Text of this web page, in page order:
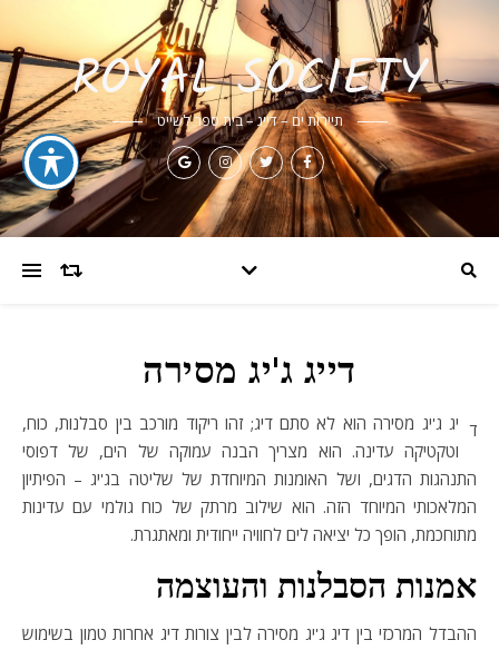
ROYAL SOCIETY
תיירות ים – דייג – בית ספר לשייט
דייג ג'יג מסירה
ד יג ג'יג מסירה הוא לא סתם דיג; זהו ריקוד מורכב בין סבלנות, כוח,
וטקטיקה עדינה. הוא מצריך הבנה עמוקה של הים, של דפוסי
התנהגות הדגים, ושל האומנות המיוחדת של שליטה בג'יג – הפיתיון
המלאכותי המיוחד הזה. הוא שילוב מרתק של כוח גולמי עם עדינות
מתוחכמת, הופך כל יציאה לים לחוויה ייחודית ומאתגרת.
אמנות הסבלנות והעוצמה
ההבדל המרכזי בין דיג ג'יג מסירה לבין צורות דיג אחרות טמון בשימוש